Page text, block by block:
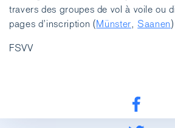
travers des groupes de vol à voile ou
pages d’inscription (Münster, Saanen
FSVV